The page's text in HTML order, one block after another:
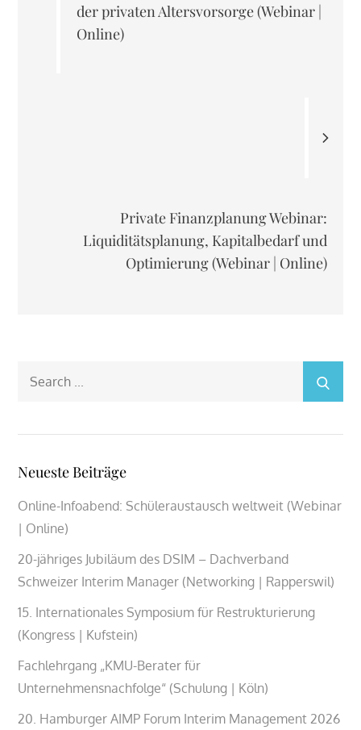
der privaten Altersvorsorge (Webinar |
Online)
Private Finanzplanung Webinar:
Liquiditätsplanung, Kapitalbedarf und
Optimierung (Webinar | Online)
Neueste Beiträge
Online-Infoabend: Schüleraustausch weltweit (Webinar
| Online)
20-jähriges Jubiläum des DSIM – Dachverband
Schweizer Interim Manager (Networking | Rapperswil)
15. Internationales Symposium für Restrukturierung
(Kongress | Kufstein)
Fachlehrgang „KMU-Berater für
Unternehmensnachfolge“ (Schulung | Köln)
20. Hamburger AIMP Forum Interim Management 2026